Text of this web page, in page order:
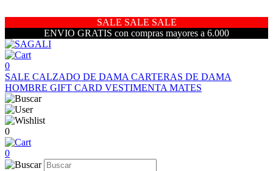
SALE SALE SALE
ENVIO GRATIS con compras mayores a 6.000
0
SALE CALZADO DE DAMA CARTERAS DE DAMA
HOMBRE GIFT CARD VESTIMENTA MATES
0
0